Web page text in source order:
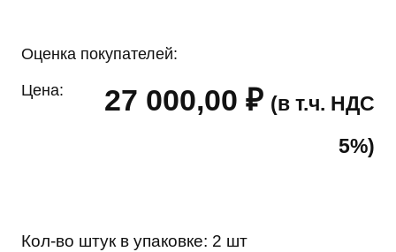
Оценка покупателей:
Цена: 27 000,00 ₽ (в т.ч. НДС
5%)
Кол-во штук в упаковке: 2 шт